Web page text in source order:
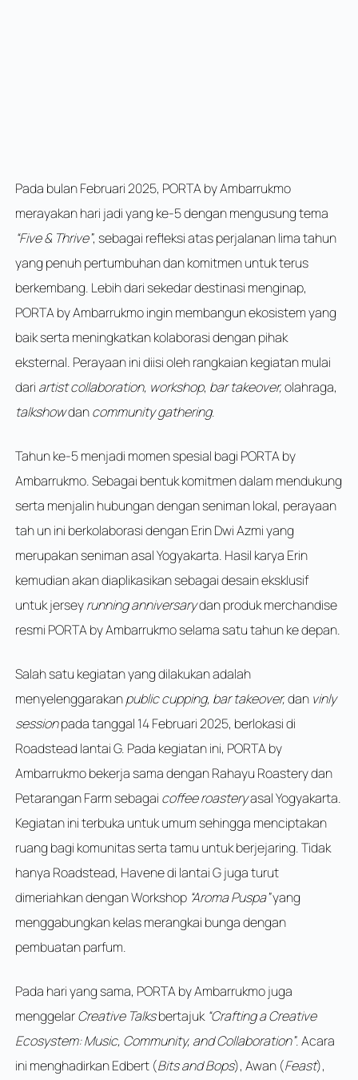
Pada bulan Februari 2025, PORTA by Ambarrukmo
merayakan hari jadi yang ke-5 dengan mengusung tema
“Five & Thrive”, sebagai refleksi atas perjalanan lima tahun
yang penuh pertumbuhan dan komitmen untuk terus
berkembang. Lebih dari sekedar destinasi menginap,
PORTA by Ambarrukmo ingin membangun ekosistem yang
baik serta meningkatkan kolaborasi dengan pihak
eksternal. Perayaan ini diisi oleh rangkaian kegiatan mulai
dari artist collaboration, workshop, bar takeover,olahraga,
talkshowdancommunity gathering.
Tahun ke-5 menjadi momen spesial bagi PORTA by
Ambarrukmo. Sebagai bentuk komitmen dalam mendukung
serta menjalin hubungan dengan seniman lokal, perayaan
tah un ini berkolaborasi dengan Erin Dwi Azmi yang
merupakan seniman asal Yogyakarta. Hasil karya Erin
kemudian akan diaplikasikan sebagai desain eksklusif
untuk jerseyrunninganniversarydan produk merchandise
resmi PORTA by Ambarrukmo selama satu tahun ke depan.
Salah satu kegiatan yang dilakukan adalah
menyelenggarakanpublic cupping, bar takeover,dan vinly
sessionpada tanggal 14 Februari 2025, berlokasi di
Roadstead lantai G. Pada kegiatan ini, PORTA by
Ambarrukmo bekerja sama dengan Rahayu Roastery dan
Petarangan Farm sebagai coffee roasteryasal Yogyakarta.
Kegiatan ini terbuka untuk umum sehingga menciptakan
ruang bagi komunitas serta tamu untuk berjejaring. Tidak
hanya Roadstead, Havene di lantai G juga turut
dimeriahkan dengan Workshop “Aroma Puspa”yang
menggabungkan kelas merangkai bunga dengan
pembuatan parfum.
Pada hari yang sama, PORTA by Ambarrukmo juga
menggelarCreative Talksbertajuk “Crafting a Creative
Ecosystem: Music, Community, and Collaboration”. Acara
ini menghadirkan Edbert (Bits and Bops), Awan (Feast),